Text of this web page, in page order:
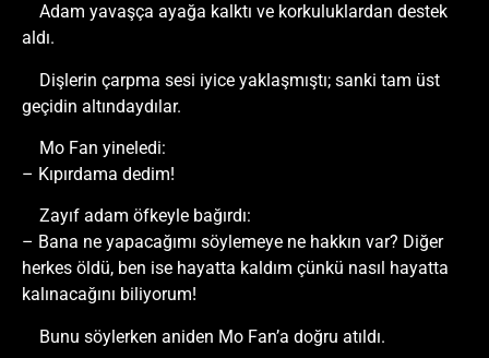
Adam yavaşça ayağa kalktı ve korkuluklardan destek
aldı.
Dişlerin çarpma sesi iyice yaklaşmıştı; sanki tam üst
geçidin altındaydılar.
Mo Fan yineledi:
– Kıpırdama dedim!
Zayıf adam öfkeyle bağırdı:
– Bana ne yapacağımı söylemeye ne hakkın var? Diğer
herkes öldü, ben ise hayatta kaldım çünkü nasıl hayatta
kalınacağını biliyorum!
Bunu söylerken aniden Mo Fan’a doğru atıldı.